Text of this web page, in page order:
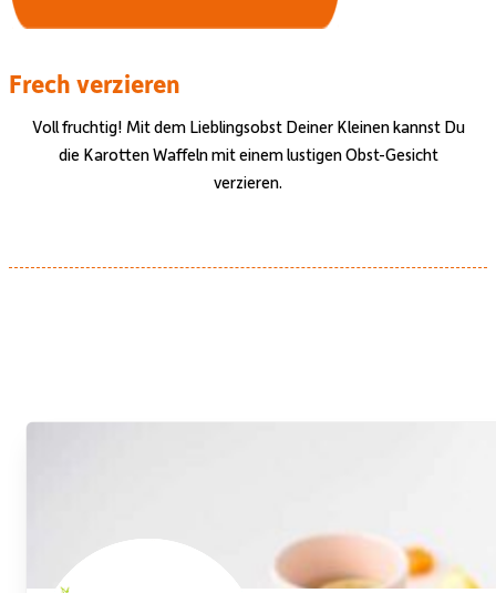
Frech verzieren
Voll fruchtig! Mit dem Lieblingsobst Deiner Kleinen kannst Du
die Karotten Waffeln mit einem lustigen Obst-Gesicht
verzieren.